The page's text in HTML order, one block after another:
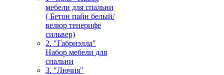
мебели для спальни
( Бетон пайн белый/
велюр тенерифе
сильвер)
2. "Габриэлла"
Набор мебели для
спальни
3. "Лючия"